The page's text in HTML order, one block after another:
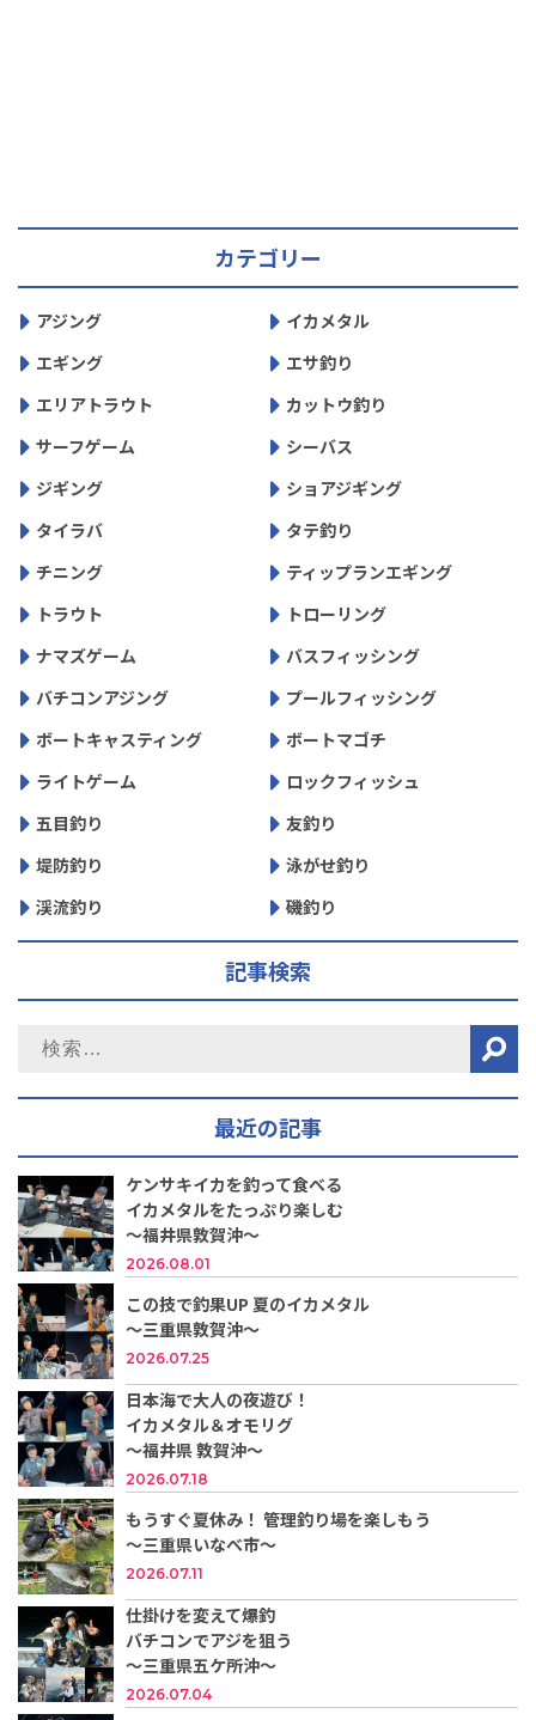
カテゴリー
アジング
イカメタル
エギング
エサ釣り
エリアトラウト
カットウ釣り
サーフゲーム
シーバス
ジギング
ショアジギング
タイラバ
タテ釣り
チニング
ティップランエギング
トラウト
トローリング
ナマズゲーム
バスフィッシング
バチコンアジング
プールフィッシング
ボートキャスティング
ボートマゴチ
ライトゲーム
ロックフィッシュ
五目釣り
友釣り
堤防釣り
泳がせ釣り
渓流釣り
磯釣り
記事検索
最近の記事
ケンサキイカを釣って食べる
イカメタルをたっぷり楽しむ
～福井県敦賀沖～
2026.08.01
この技で釣果UP 夏のイカメタル
～三重県敦賀沖～
2026.07.25
日本海で大人の夜遊び！
イカメタル＆オモリグ
〜福井県 敦賀沖〜
2026.07.18
もうすぐ夏休み！ 管理釣り場を楽しもう
～三重県いなべ市～
2026.07.11
仕掛けを変えて爆釣
バチコンでアジを狙う
～三重県五ケ所沖～
2026.07.04